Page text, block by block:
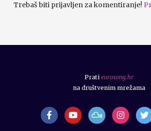
Trebaš biti prijavljen za komentiranje!
Prati eurosong.hr
na društvenim mrežama